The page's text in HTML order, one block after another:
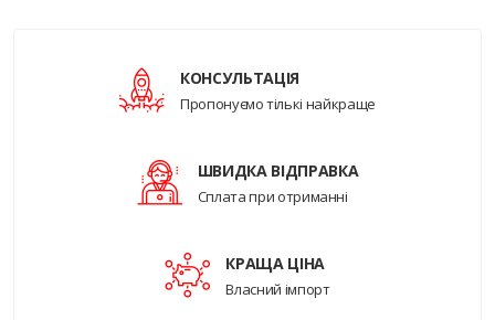
КОНСУЛЬТАЦІЯ
Пропонуємо тількі найкраще
ШВИДКА ВІДПРАВКА
Сплата при отриманні
КРАЩА ЦІНА
Власний імпорт